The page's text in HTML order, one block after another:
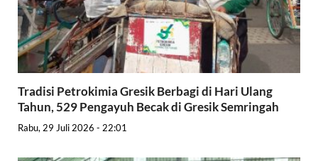
Tradisi Petrokimia Gresik Berbagi di Hari Ulang
Tahun, 529 Pengayuh Becak di Gresik Semringah
Rabu, 29 Juli 2026 - 22:01